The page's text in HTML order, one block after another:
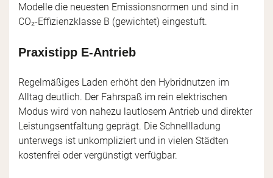
Modelle die neuesten Emissionsnormen und sind in
CO₂-Effizienzklasse B (gewichtet) eingestuft.
Praxistipp E-Antrieb
Regelmäßiges Laden erhöht den Hybridnutzen im
Alltag deutlich. Der Fahrspaß im rein elektrischen
Modus wird von nahezu lautlosem Antrieb und direkter
Leistungsentfaltung geprägt. Die Schnellladung
unterwegs ist unkompliziert und in vielen Städten
kostenfrei oder vergünstigt verfügbar.